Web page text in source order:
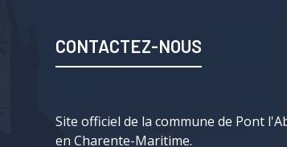
CONTACTEZ-NOUS
Site officiel de la commune de Pont
en Charente-Maritime.